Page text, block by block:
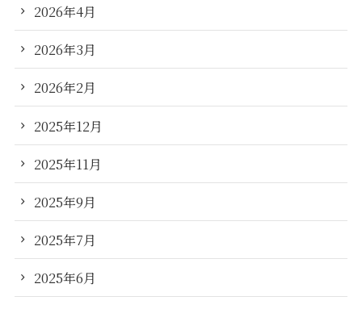
2026年4月
2026年3月
2026年2月
2025年12月
2025年11月
2025年9月
2025年7月
2025年6月